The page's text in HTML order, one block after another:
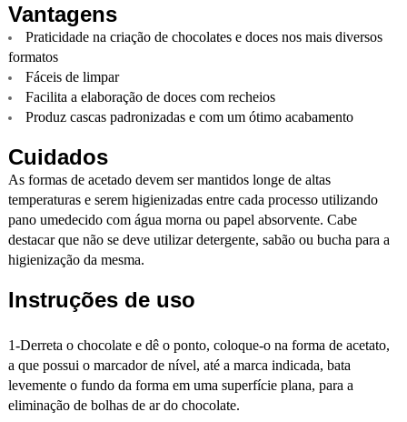
Vantagens
Praticidade na criação de chocolates e doces nos mais diversos
formatos
Fáceis de limpar
Facilita a elaboração de doces com recheios
Produz cascas padronizadas e com um ótimo acabamento
Cuidados
As formas de acetado devem ser mantidos longe de altas
temperaturas e serem higienizadas entre cada processo utilizando
pano umedecido com água morna ou papel absorvente. Cabe
destacar que não se deve utilizar detergente, sabão ou bucha para a
higienização da mesma.
Instruções de uso
1-Derreta o chocolate e dê o ponto, coloque-o na forma de acetato,
a que possui o marcador de nível, até a marca indicada, bata
levemente o fundo da forma em uma superfície plana, para a
eliminação de bolhas de ar do chocolate.